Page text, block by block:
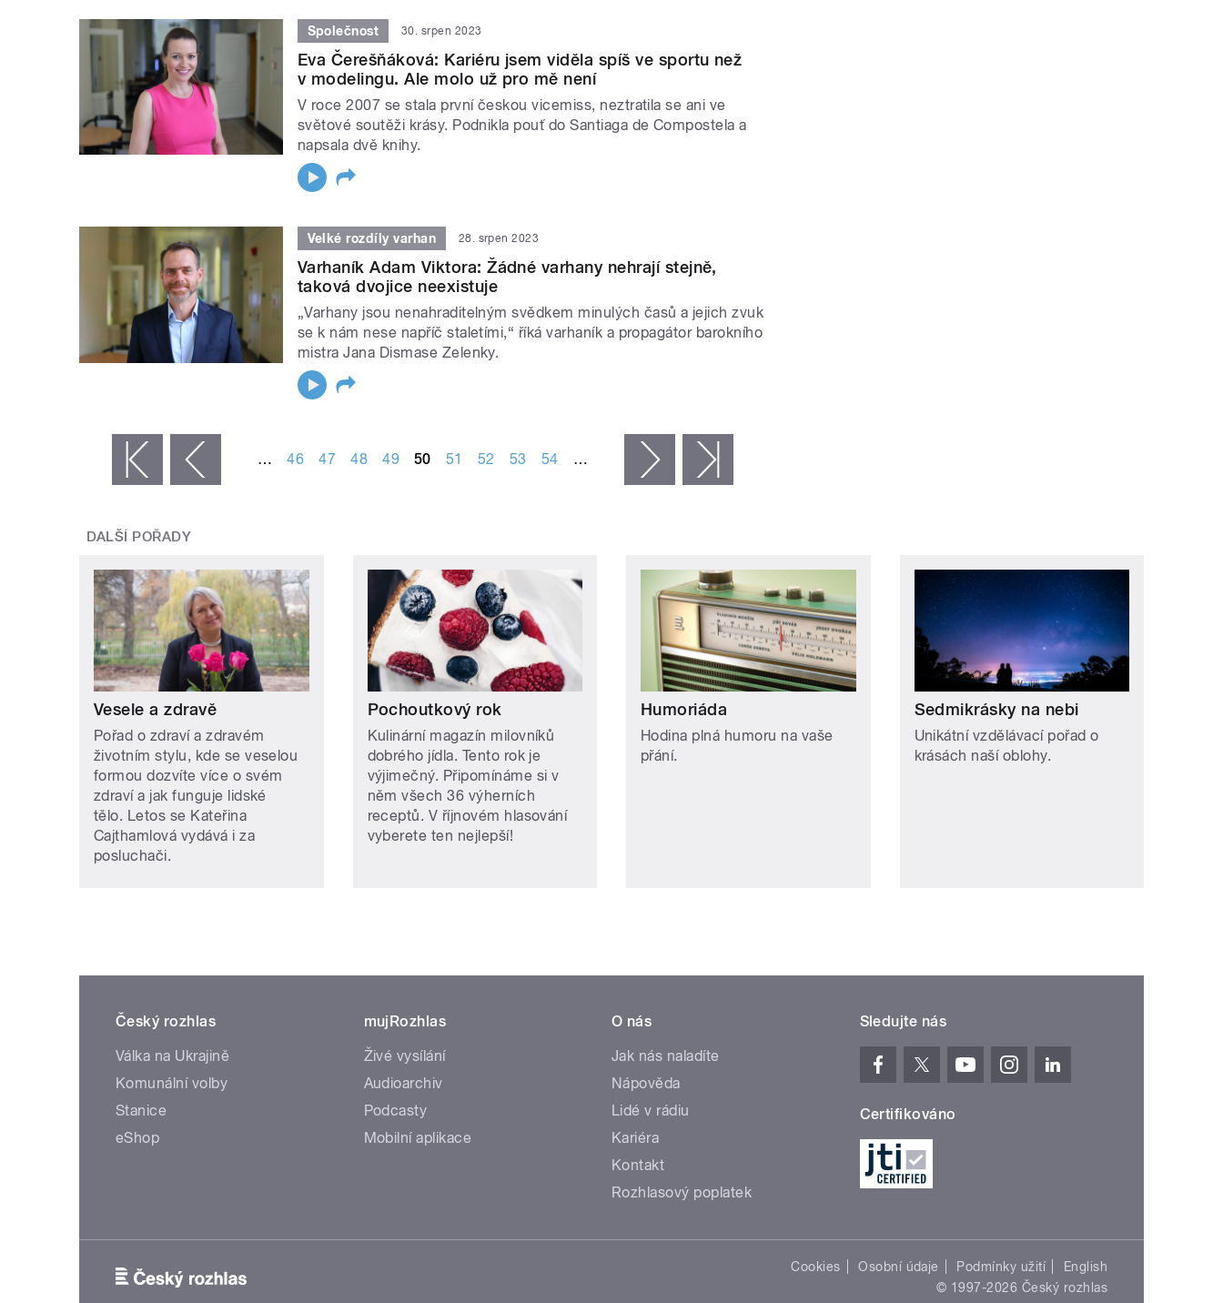
Společnost 30. srpen 2023
Eva Čerešňáková: Kariéru jsem viděla spíš ve sportu než
v modelingu. Ale molo už pro mě není
V roce 2007 se stala první českou vicemiss, neztratila se ani ve
světové soutěži krásy. Podnikla pouť do Santiaga de Compostela a
napsala dvě knihy.
Velké rozdíly varhan 28. srpen 2023
Varhaník Adam Viktora: Žádné varhany nehrají stejně,
taková dvojice neexistuje
„Varhany jsou nenahraditelným svědkem minulých časů a jejich zvuk
se k nám nese napříč staletími,“ říká varhaník a propagátor barokního
mistra Jana Dismase Zelenky.
‹ předchozí … 46 47 48 49 50 51 52 53 54 … následující ›
DALŠÍ POŘADY
Vesele a zdravě
Pořad o zdraví a zdravém
životním stylu, kde se veselou
formou dozvíte více o svém
zdraví a jak funguje lidské
tělo. Letos se Kateřina
Cajthamlová vydává i za
posluchači.
Pochoutkový rok
Kulinární magazín milovníků
dobrého jídla. Tento rok je
výjimečný. Připomínáme si v
něm všech 36 výherních
receptů. V říjnovém hlasování
vyberete ten nejlepší!
Humoriáda
Hodina plná humoru na vaše
přání.
Sedmikrásky na nebi
Unikátní vzdělávací pořad o
krásách naší oblohy.
Český rozhlas
Válka na Ukrajině
Komunální volby
Stanice
eShop
mujRozhlas
Živé vysílání
Audioarchiv
Podcasty
Mobilní aplikace
O nás
Jak nás naladíte
Nápověda
Lidé v rádiu
Kariéra
Kontakt
Rozhlasový poplatek
Sledujte nás
Certifikováno
Cookies Osobní údaje Podmínky užití
English
© 1997-2026 Český rozhlas